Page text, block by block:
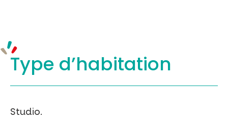
Type d’habitation
Studio.